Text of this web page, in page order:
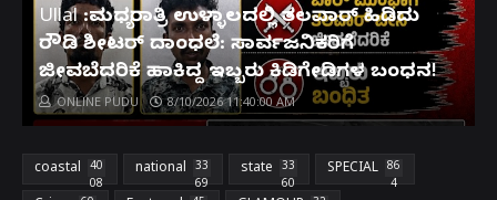
Ullal :ಮಧ್ಯರಾತ್ರಿ ಉಳ್ಳಾಲದಲ್ಲಿ ತಲವಾರ್ ಹಿಡಿದು
ರೌಡಿ ಶೀಟರ್ ದಾಂಧಲೆ: ಸಾರ್ವಜನಿಕರಿಗೆ
ಜೀವಬೆದರಿಕೆ ಹಾಕಿದ್ದ ಇಬ್ಬರು ಕಿಡಿಗೇಡಿಗಳ ಬಂಧನ!
ONLINE PUDU 8/10/2026 11:40:00 AM
coastal
40
08
national
33
69
state
33
60
SPECIAL
86
4